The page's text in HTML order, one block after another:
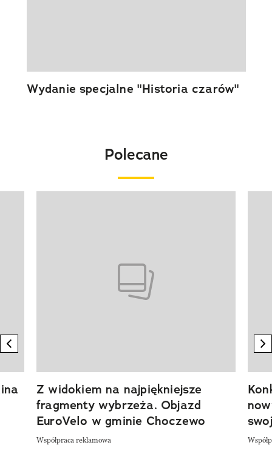
Wydanie specjalne "Historia czarów"
Polecane
previous element
Z widokiem na najpiękniejsze
fragmenty wybrzeża. Objazd
EuroVelo w gminie Choczewo
Współpraca reklamowa